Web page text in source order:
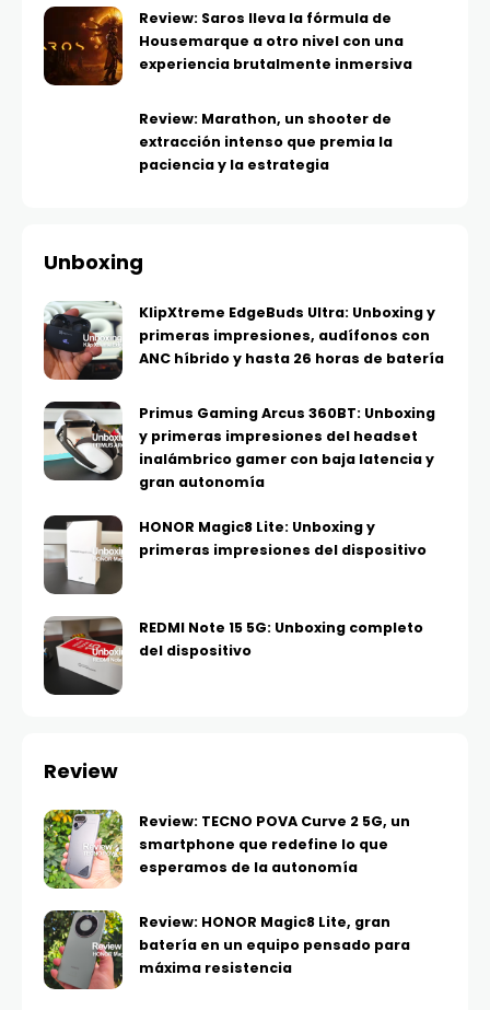
Review: Saros lleva la fórmula de
Housemarque a otro nivel con una
experiencia brutalmente inmersiva
Review: Marathon, un shooter de
extracción intenso que premia la
paciencia y la estrategia
Unboxing
KlipXtreme EdgeBuds Ultra: Unboxing y
primeras impresiones, audífonos con
ANC híbrido y hasta 26 horas de batería
Primus Gaming Arcus 360BT: Unboxing
y primeras impresiones del headset
inalámbrico gamer con baja latencia y
gran autonomía
HONOR Magic8 Lite: Unboxing y
primeras impresiones del dispositivo
REDMI Note 15 5G: Unboxing completo
del dispositivo
Review
Review: TECNO POVA Curve 2 5G, un
smartphone que redefine lo que
esperamos de la autonomía
Review: HONOR Magic8 Lite, gran
batería en un equipo pensado para
máxima resistencia